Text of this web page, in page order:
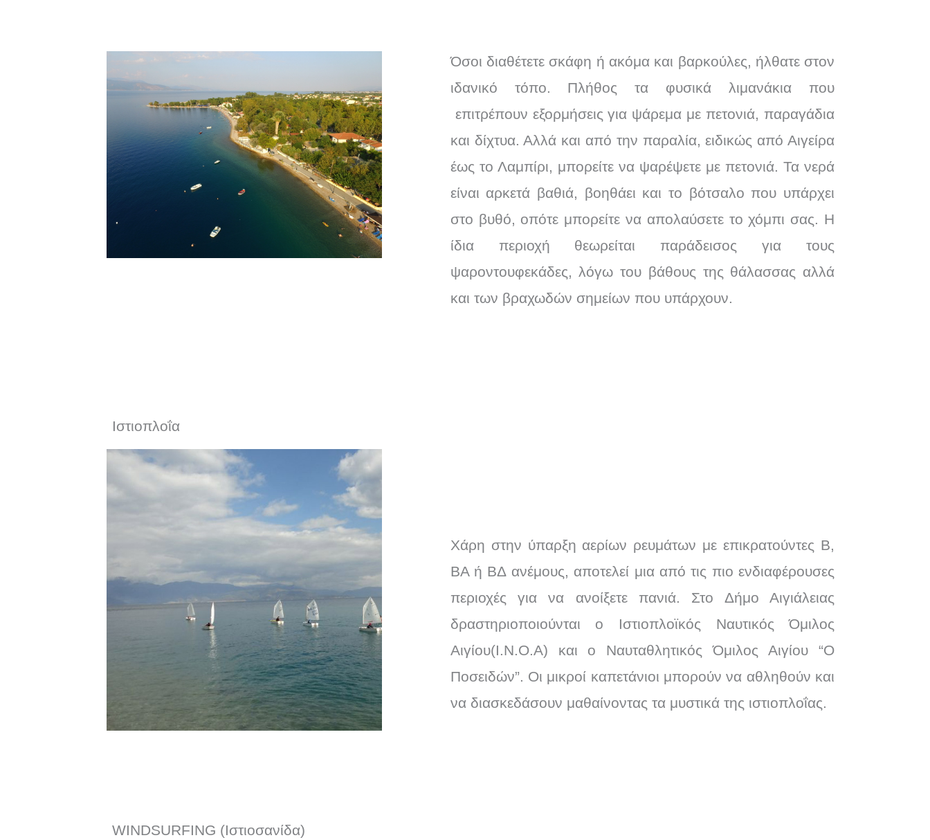
Όσοι διαθέτετε σκάφη ή ακόμα και βαρκούλες, ήλθατε στον
ιδανικό τόπο. Πλήθος τα φυσικά λιμανάκια που
επιτρέπουν εξορμήσεις για ψάρεμα με πετονιά, παραγάδια
και δίχτυα. Αλλά και από την παραλία, ειδικώς από Αιγείρα
έως το Λαμπίρι, μπορείτε να ψαρέψετε με πετονιά. Τα νερά
είναι αρκετά βαθιά, βοηθάει και το βότσαλο που υπάρχει
στο βυθό, οπότε μπορείτε να απολαύσετε το χόμπι σας. Η
ίδια περιοχή θεωρείται παράδεισος για τους
ψαροντουφεκάδες, λόγω του βάθους της θάλασσας αλλά
και των βραχωδών σημείων που υπάρχουν.
Ιστιοπλοΐα
Χάρη στην ύπαρξη αερίων ρευμάτων με επικρατούντες Β,
ΒΑ ή ΒΔ ανέμους, αποτελεί μια από τις πιο ενδιαφέρουσες
περιοχές για να ανοίξετε πανιά. Στο Δήμο Αιγιάλειας
δραστηριοποιούνται ο Ιστιοπλοϊκός Ναυτικός Όμιλος
Αιγίου(Ι.Ν.Ο.Α) και ο Ναυταθλητικός Όμιλος Αιγίου “Ο
Ποσειδών”. Οι μικροί καπετάνιοι μπορούν να αθληθούν και
να διασκεδάσουν μαθαίνοντας τα μυστικά της ιστιοπλοΐας.
WINDSURFING (Ιστιοσανίδα)